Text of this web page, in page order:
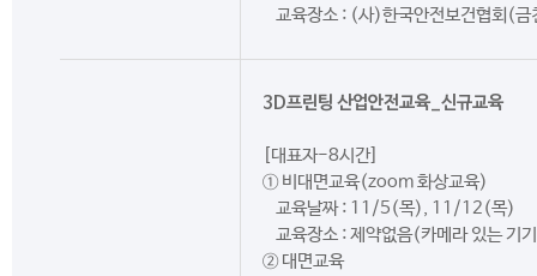
교육장소 : (사)한국안전보건협회(금
3D프린팅 산업안전교육_신규교육
[대표자-8시간]
① 비대면교육(zoom 화상교육)
교육날짜 : 11/5(목), 11/12(목)
교육장소 : 제약없음(카메라 있는 기
② 대면교육